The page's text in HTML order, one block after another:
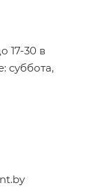
17-30 в
суббота,